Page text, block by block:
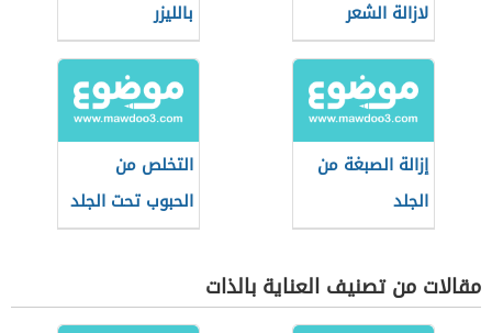
لازالة الشعر
بالليزر
إزالة الصبغة من
الجلد
التخلص من
الحبوب تحت الجلد
مقالات من تصنيف العناية بالذات